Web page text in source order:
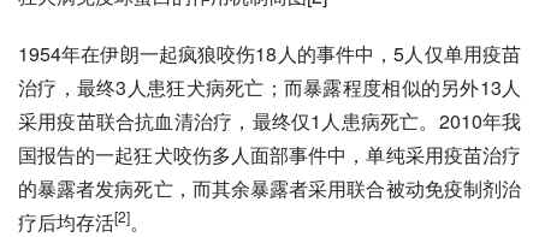
1954年在伊朗一起疯狼咬伤18人的事件中，5人仅单用疫苗
治疗，最终3人患狂犬病死亡；而暴露程度相似的另外13人
采用疫苗联合抗血清治疗，最终仅1人患病死亡。2010年我
国报告的一起狂犬咬伤多人面部事件中，单纯采用疫苗治疗
的暴露者发病死亡，而其余暴露者采用联合被动免疫制剂治
疗后均存活[2]。